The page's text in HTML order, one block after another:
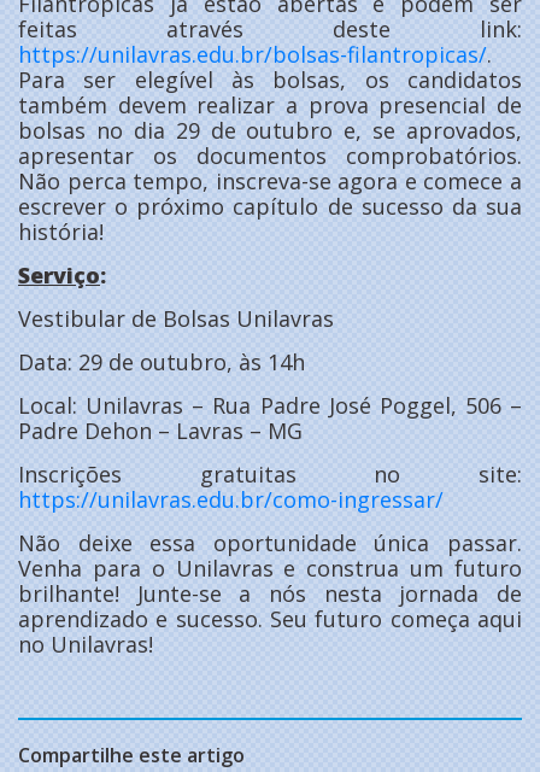
feitas através deste link:
https://unilavras.edu.br/bolsas-filantropicas/.
Para ser elegível às bolsas, os candidatos
também devem realizar a prova presencial de
bolsas no dia 29 de outubro e, se aprovados,
apresentar os documentos comprobatórios.
Não perca tempo, inscreva-se agora e comece a
escrever o próximo capítulo de sucesso da sua
história!
Serviço:
Vestibular de Bolsas Unilavras
Data: 29 de outubro, às 14h
Local: Unilavras – Rua Padre José Poggel, 506 –
Padre Dehon – Lavras – MG
Inscrições gratuitas no site:
https://unilavras.edu.br/como-ingressar/
Não deixe essa oportunidade única passar.
Venha para o Unilavras e construa um futuro
brilhante! Junte-se a nós nesta jornada de
aprendizado e sucesso. Seu futuro começa aqui
no Unilavras!
Compartilhe este artigo